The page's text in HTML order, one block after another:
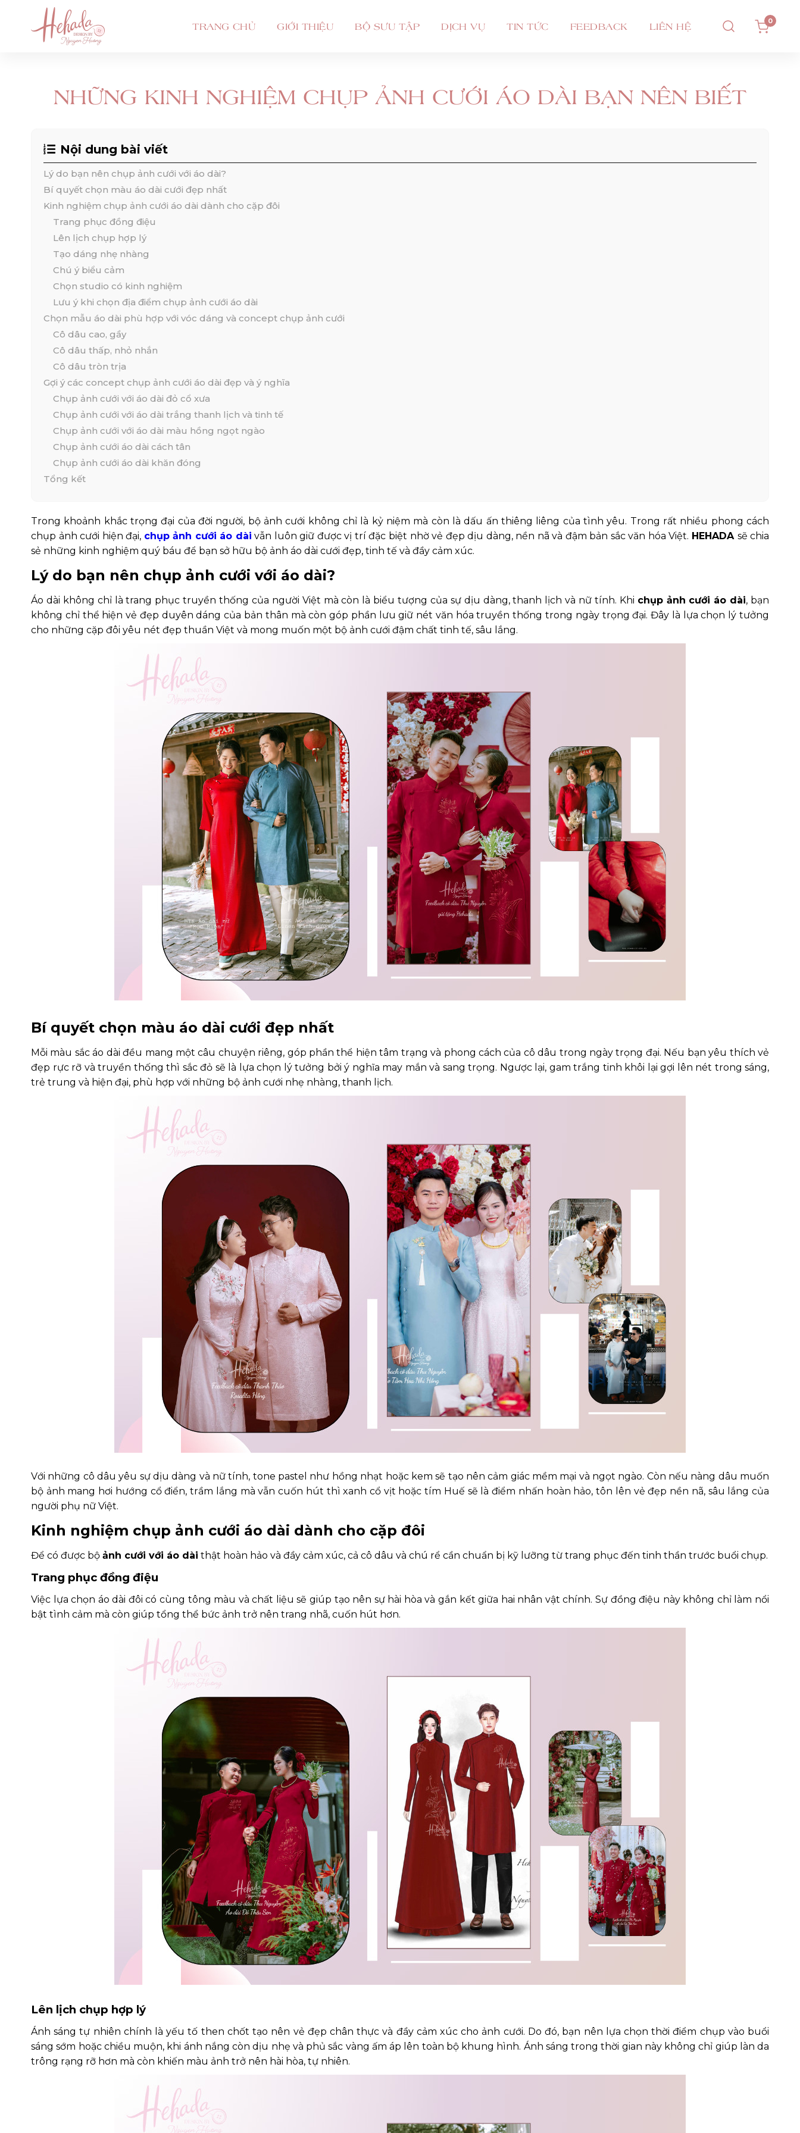
TRANG CHỦ GIỚI THIỆU BỘ SƯU TẬP DỊCH VỤ TIN TỨC FEEDBACK LIÊN HỆ 0
NHỮNG KINH NGHIỆM CHỤP ẢNH CƯỚI ÁO DÀI BẠN NÊN BIẾT
Nội dung bài viết
Lý do bạn nên chụp ảnh cưới với áo dài?
Bí quyết chọn màu áo dài cưới đẹp nhất
Kinh nghiệm chụp ảnh cưới áo dài dành cho cặp đôi
Trang phục đồng điệu
Lên lịch chụp hợp lý
Tạo dáng nhẹ nhàng
Chú ý biểu cảm
Chọn studio có kinh nghiệm
Lưu ý khi chọn địa điểm chụp ảnh cưới áo dài
Chọn mẫu áo dài phù hợp với vóc dáng và concept chụp ảnh cưới
Cô dâu cao, gầy
Cô dâu thấp, nhỏ nhắn
Cô dâu tròn trịa
Gợi ý các concept chụp ảnh cưới áo dài đẹp và ý nghĩa
Chụp ảnh cưới với áo dài đỏ cổ xưa
Chụp ảnh cưới với áo dài trắng thanh lịch và tinh tế
Chụp ảnh cưới với áo dài màu hồng ngọt ngào
Chụp ảnh cưới áo dài cách tân
Chụp ảnh cưới áo dài khăn đóng
Tổng kết
Trong khoảnh khắc trọng đại của đời người, bộ ảnh cưới không chỉ là kỷ niệm mà còn là dấu ấn thiêng liêng của tình yêu. Trong rất nhiều phong cách
chụp ảnh cưới hiện đại, chụp ảnh cưới áo dài vẫn luôn giữ được vị trí đặc biệt nhờ vẻ đẹp dịu dàng, nền nã và đậm bản sắc văn hóa Việt. HEHADA sẽ chia
sẻ những kinh nghiệm quý báu để bạn sở hữu bộ ảnh áo dài cưới đẹp, tinh tế và đầy cảm xúc.
Lý do bạn nên chụp ảnh cưới với áo dài?
Áo dài không chỉ là trang phục truyền thống của người Việt mà còn là biểu tượng của sự dịu dàng, thanh lịch và nữ tính. Khi chụp ảnh cưới áo dài, bạn
không chỉ thể hiện vẻ đẹp duyên dáng của bản thân mà còn góp phần lưu giữ nét văn hóa truyền thống trong ngày trọng đại. Đây là lựa chọn lý tưởng
cho những cặp đôi yêu nét đẹp thuần Việt và mong muốn một bộ ảnh cưới đậm chất tinh tế, sâu lắng.
Bí quyết chọn màu áo dài cưới đẹp nhất
Mỗi màu sắc áo dài đều mang một câu chuyện riêng, góp phần thể hiện tâm trạng và phong cách của cô dâu trong ngày trọng đại. Nếu bạn yêu thích vẻ
đẹp rực rỡ và truyền thống thì sắc đỏ sẽ là lựa chọn lý tưởng bởi ý nghĩa may mắn và sang trọng. Ngược lại, gam trắng tinh khôi lại gợi lên nét trong sáng,
trẻ trung và hiện đại, phù hợp với những bộ ảnh cưới nhẹ nhàng, thanh lịch.
Với những cô dâu yêu sự dịu dàng và nữ tính, tone pastel như hồng nhạt hoặc kem sẽ tạo nên cảm giác mềm mại và ngọt ngào. Còn nếu nàng dâu muốn
bộ ảnh mang hơi hướng cổ điển, trầm lắng mà vẫn cuốn hút thì xanh cổ vịt hoặc tím Huế sẽ là điểm nhấn hoàn hảo, tôn lên vẻ đẹp nền nã, sâu lắng của
người phụ nữ Việt.
Kinh nghiệm chụp ảnh cưới áo dài dành cho cặp đôi
Để có được bộ ảnh cưới với áo dài thật hoàn hảo và đầy cảm xúc, cả cô dâu và chú rể cần chuẩn bị kỹ lưỡng từ trang phục đến tinh thần trước buổi chụp.
Trang phục đồng điệu
Việc lựa chọn áo dài đôi có cùng tông màu và chất liệu sẽ giúp tạo nên sự hài hòa và gắn kết giữa hai nhân vật chính. Sự đồng điệu này không chỉ làm nổi
bật tình cảm mà còn giúp tổng thể bức ảnh trở nên trang nhã, cuốn hút hơn.
Lên lịch chụp hợp lý
Ánh sáng tự nhiên chính là yếu tố then chốt tạo nên vẻ đẹp chân thực và đầy cảm xúc cho ảnh cưới. Do đó, bạn nên lựa chọn thời điểm chụp vào buổi
sáng sớm hoặc chiều muộn, khi ánh nắng còn dịu nhẹ và phủ sắc vàng ấm áp lên toàn bộ khung hình. Ánh sáng trong thời gian này không chỉ giúp làn da
trông rạng rỡ hơn mà còn khiến màu ảnh trở nên hài hòa, tự nhiên.